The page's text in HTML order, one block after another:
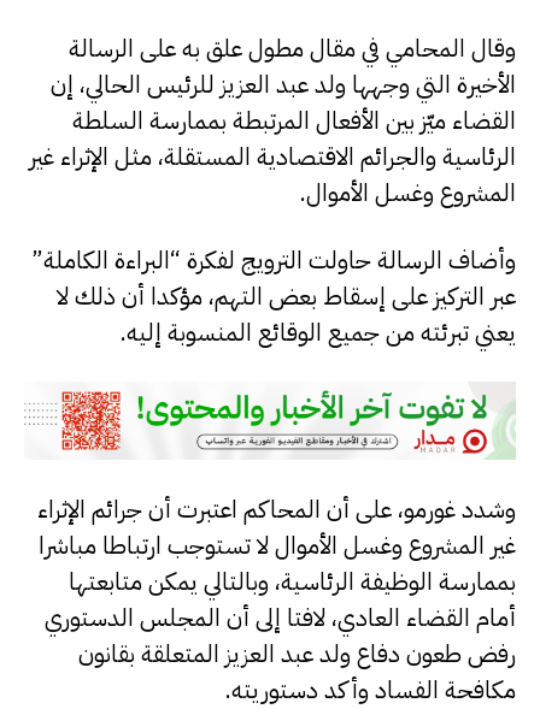
وقال المحامي في مقال مطول علق به على الرسالة
الأخيرة التي وجهها ولد عبد العزيز للرئيس الحالي، إن
القضاء ميّز بين الأفعال المرتبطة بممارسة السلطة
الرئاسية والجرائم الاقتصادية المستقلة، مثل الإثراء غير
المشروع وغسل الأموال.
وأضاف الرسالة حاولت الترويج لفكرة “البراءة الكاملة”
عبر التركيز على إسقاط بعض التهم، مؤكدا أن ذلك لا
يعني تبرئته من جميع الوقائع المنسوبة إليه.
وشدد غورمو، على أن المحاكم اعتبرت أن جرائم الإثراء
غير المشروع وغسل الأموال لا تستوجب ارتباطا مباشرا
بممارسة الوظيفة الرئاسية، وبالتالي يمكن متابعتها
أمام القضاء العادي، لافتا إلى أن المجلس الدستوري
رفض طعون دفاع ولد عبد العزيز المتعلقة بقانون
مكافحة الفساد وأكد دستوريته.